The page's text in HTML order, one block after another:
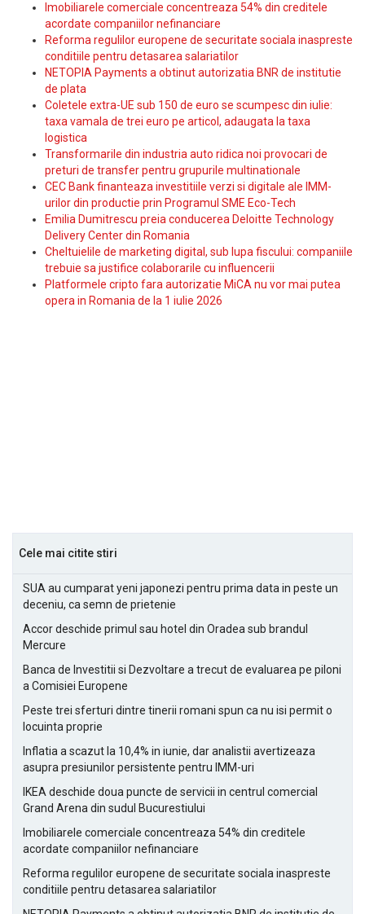
Imobiliarele comerciale concentreaza 54% din creditele
acordate companiilor nefinanciare
Reforma regulilor europene de securitate sociala inaspreste
conditiile pentru detasarea salariatilor
NETOPIA Payments a obtinut autorizatia BNR de institutie
de plata
Coletele extra-UE sub 150 de euro se scumpesc din iulie:
taxa vamala de trei euro pe articol, adaugata la taxa
logistica
Transformarile din industria auto ridica noi provocari de
preturi de transfer pentru grupurile multinationale
CEC Bank finanteaza investitiile verzi si digitale ale IMM-
urilor din productie prin Programul SME Eco-Tech
Emilia Dumitrescu preia conducerea Deloitte Technology
Delivery Center din Romania
Cheltuielile de marketing digital, sub lupa fiscului: companiile
trebuie sa justifice colaborarile cu influencerii
Platformele cripto fara autorizatie MiCA nu vor mai putea
opera in Romania de la 1 iulie 2026
Cele mai citite stiri
SUA au cumparat yeni japonezi pentru prima data in peste un
deceniu, ca semn de prietenie
Accor deschide primul sau hotel din Oradea sub brandul
Mercure
Banca de Investitii si Dezvoltare a trecut de evaluarea pe piloni
a Comisiei Europene
Peste trei sferturi dintre tinerii romani spun ca nu isi permit o
locuinta proprie
Inflatia a scazut la 10,4% in iunie, dar analistii avertizeaza
asupra presiunilor persistente pentru IMM-uri
IKEA deschide doua puncte de servicii in centrul comercial
Grand Arena din sudul Bucurestiului
Imobiliarele comerciale concentreaza 54% din creditele
acordate companiilor nefinanciare
Reforma regulilor europene de securitate sociala inaspreste
conditiile pentru detasarea salariatilor